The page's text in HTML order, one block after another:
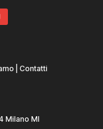
Contatti
Milano MI